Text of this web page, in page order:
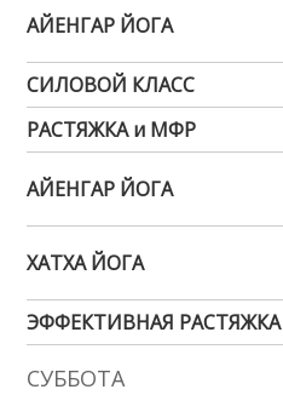
АЙЕНГАР ЙОГА
СИЛОВОЙ КЛАСС
РАСТЯЖКА и МФР
АЙЕНГАР ЙОГА
ХАТХА ЙОГА
ЭФФЕКТИВНАЯ РАСТЯЖКА
СУББОТА